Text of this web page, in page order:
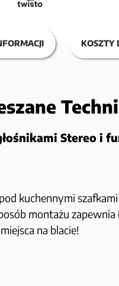
KOSZTY
Stereo i
kuchennymi
montażu
na blacie!